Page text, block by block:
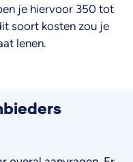
je hiervoor 350 tot
soort kosten zou je
lenen.